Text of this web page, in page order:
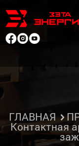
ГЛАВНАЯ
Контактная